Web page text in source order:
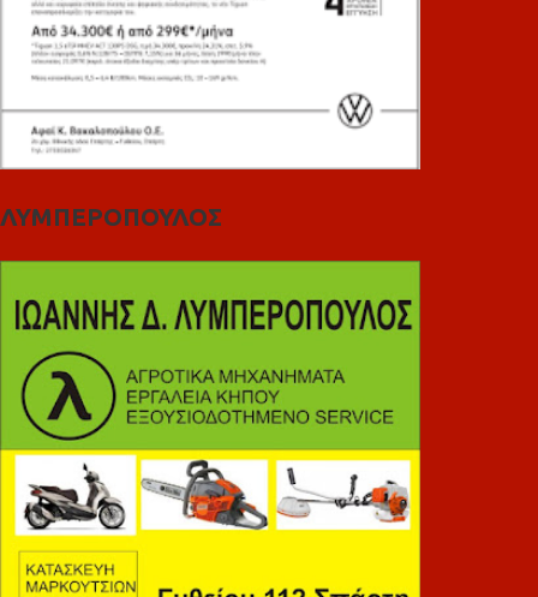
ΛΥΜΠΕΡΟΠΟΥΛΟΣ